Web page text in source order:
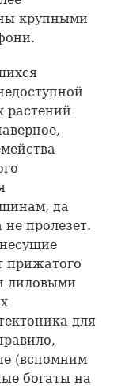
крупными
растений
да
пролезет.
прижатого
лиловыми
для
(вспомним
богаты на